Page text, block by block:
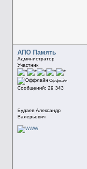
АПО Память
Администратор
Участник
Оффлайн
Сообщений: 29 343
Будаев Александр
Валерьевич